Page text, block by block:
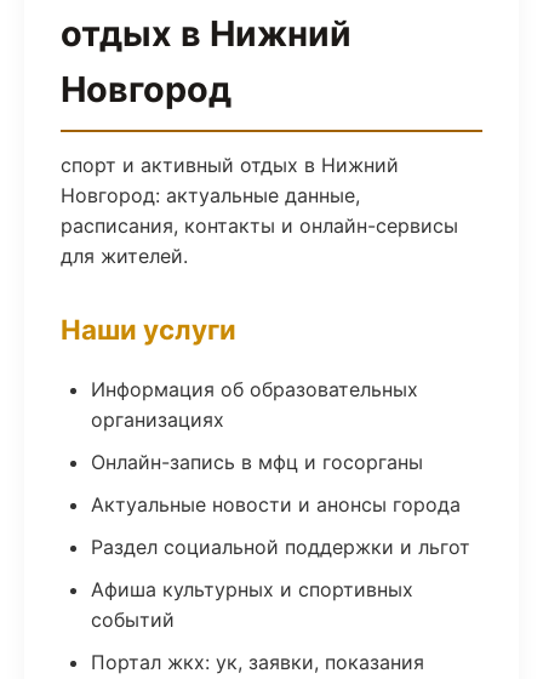
отдых в Нижний
Новгород
спорт и активный отдых в Нижний
Новгород: актуальные данные,
расписания, контакты и онлайн-сервисы
для жителей.
Наши услуги
Информация об образовательных
организациях
Онлайн-запись в мфц и госорганы
Актуальные новости и анонсы города
Раздел социальной поддержки и льгот
Афиша культурных и спортивных
событий
Портал жкх: ук, заявки, показания